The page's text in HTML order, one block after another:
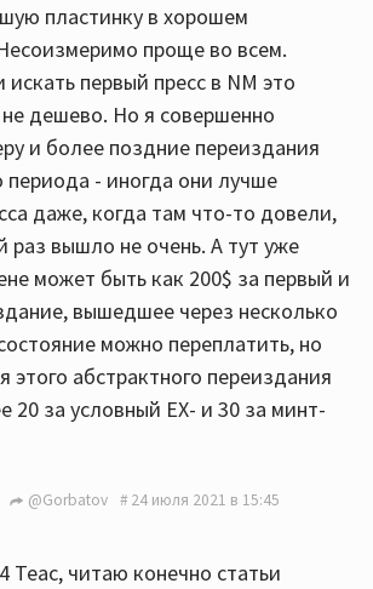
пластинку в хорошем
проще во всем.
искать первый пресс в NM это
дешево. Но я совершенно
и более поздние переиздания
периода - иногда они лучше
даже, когда там что-то довели,
раз вышло не очень. А тут уже
может быть как 200$ за первый и
вышедшее через несколько
можно переплатить, но
этого абстрактного переиздания
20 за условный EX- и 30 за минт-
@Gorbatov 24 июля 2021 в 15:45
Teac, читаю конечно статьи